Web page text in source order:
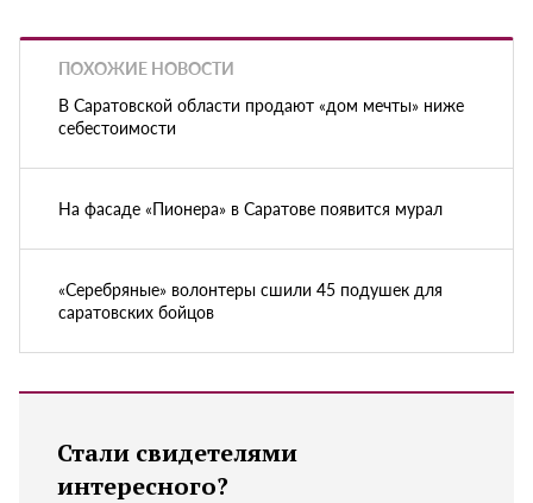
ПОХОЖИЕ НОВОСТИ
В Саратовской области продают «дом мечты» ниже
себестоимости
На фасаде «Пионера» в Саратове появится мурал
«Серебряные» волонтеры сшили 45 подушек для
саратовских бойцов
Стали свидетелями
интересного?